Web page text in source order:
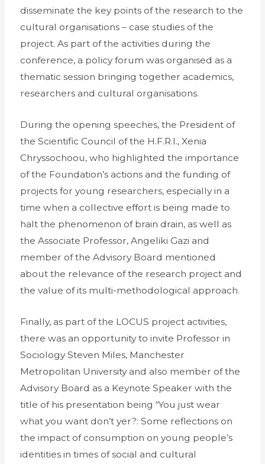
disseminate the key points of the research to the
cultural organisations – case studies of the
project. As part of the activities during the
conference, a policy forum was organised as a
thematic session bringing together academics,
researchers and cultural organisations.
During the opening speeches, the President of
the Scientific Council of the H.F.R.I., Xenia
Chryssochoou, who highlighted the importance
of the Foundation’s actions and the funding of
projects for young researchers, especially in a
time when a collective effort is being made to
halt the phenomenon of brain drain, as well as
the Associate Professor, Angeliki Gazi and
member of the Advisory Board mentioned
about the relevance of the research project and
the value of its multi-methodological approach.
Finally, as part of the LOCUS project activities,
there was an opportunity to invite Professor in
Sociology Steven Miles, Manchester
Metropolitan University and also member of the
Advisory Board as a Keynote Speaker with the
title of his presentation being “You just wear
what you want don’t yer?: Some reflections on
the impact of consumption on young people’s
identities in times of social and cultural